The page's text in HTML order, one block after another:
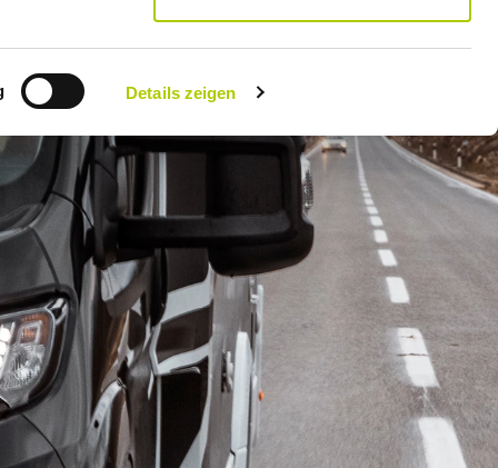
Details zeigen